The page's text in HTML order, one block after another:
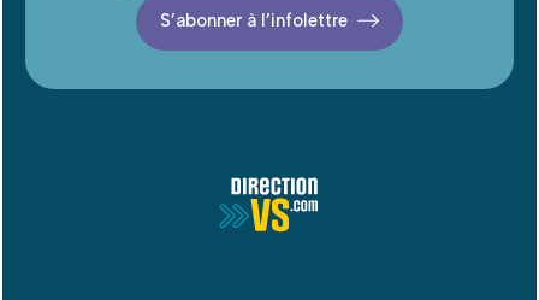
S’abonner à l’infolettre